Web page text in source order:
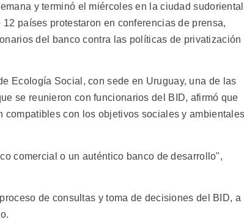
y terminó el miércoles en la ciudad sudoriental
países protestaron en conferencias de prensa,
del banco contra las políticas de privatización
Ecología Social, con sede en Uruguay, una de las
se reunieron con funcionarios del BID, afirmó que
compatibles con los objetivos sociales y
comercial o un auténtico banco de desarrollo",
de consultas y toma de decisiones del BID, a